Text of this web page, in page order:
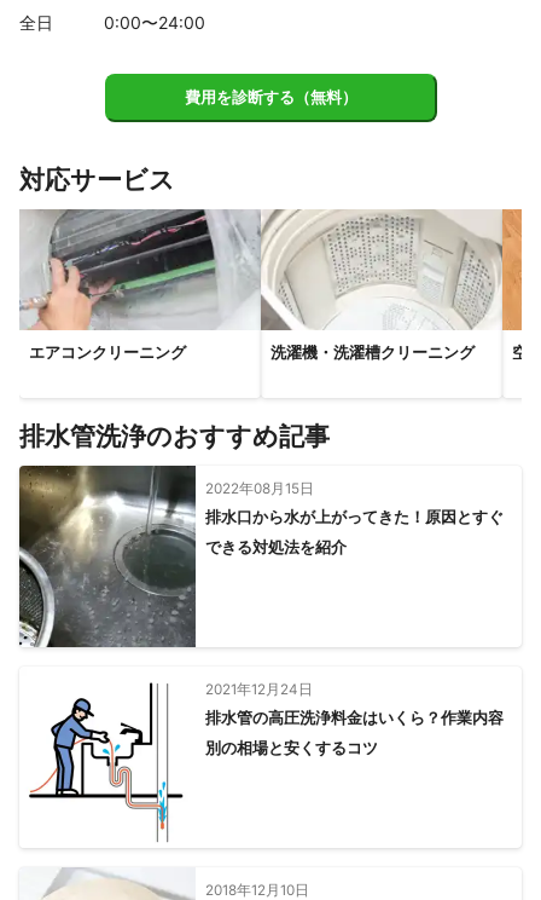
葛尾村
喜多方市 大熊町
新地町
栃木県】
真岡市
下野市
那須烏山市
茂木町 鹿沼市 小山市 栃木市
塩谷町
矢板市
那珂川町 佐野市 大田原市 野木町
日光市
足利市
【茨城県】
筑西市 桜川市 結城市 城里町 笠間市
常陸大宮市
全日 0:00〜24:00
費用を診断する（無料）
対応サービス
エアコンクリーニング 洗濯機・洗濯槽クリーニング 空
排水管洗浄のおすすめ記事
2022年08月15日
排水口から水が上がってきた！原因とすぐ
できる対処法を紹介
2021年12月24日
排水管の高圧洗浄料金はいくら？作業内容
別の相場と安くするコツ
2018年12月10日